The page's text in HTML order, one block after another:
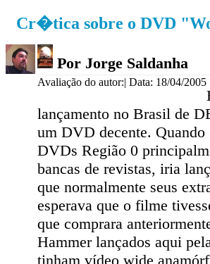
Cr�tica sobre o DVD
Por Jorge Saldanha
Avaliação do autor:| Data: 18/04/2005
lançamento no Brasil de
um DVD decente. Quando
DVDs Região 0
bancas de revistas, iria
que normalmente seus
esperava que o filme
que comprara
Hammer lançados aqui
tinham vídeo wide